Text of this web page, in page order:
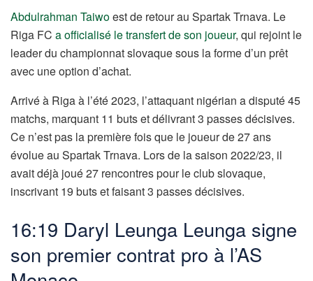
Abdulrahman Taiwoest de retour au Spartak Trnava. Le
Riga FC a officialisé le transfert de son joueur, qui rejoint le
leader du championnat slovaque sous la forme d’un prêt
avec une option d’achat.
Arrivé à Riga à l’été 2023, l’attaquant nigérian a disputé 45
matchs, marquant 11 buts et délivrant 3 passes décisives.
Ce n’est pas la première fois que le joueur de 27 ans
évolue au Spartak Trnava. Lors de la saison 2022/23, il
avait déjà joué 27 rencontres pour le club slovaque,
inscrivant 19 buts et faisant 3 passes décisives.
16:19 Daryl Leunga Leunga signe
son premier contrat pro à l’AS